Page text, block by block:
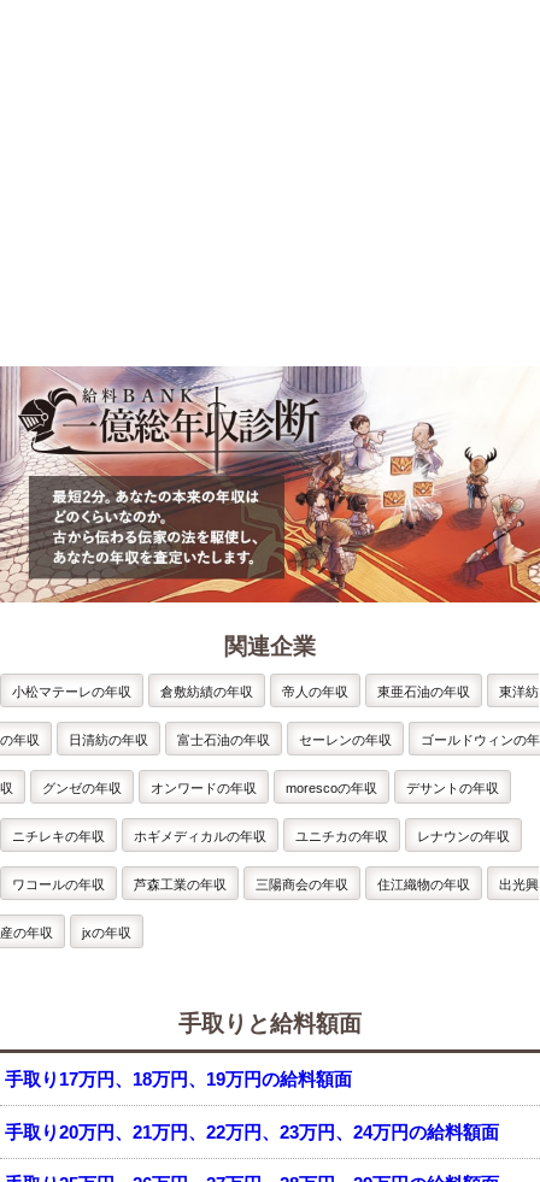
関連企業
小松マテーレの年収 倉敷紡績の年収 帝人の年収 東亜石油の年収 東洋紡
の年収 日清紡の年収 富士石油の年収 セーレンの年収 ゴールドウィンの年
収 グンゼの年収 オンワードの年収 morescoの年収 デサントの年収
ニチレキの年収 ホギメディカルの年収 ユニチカの年収 レナウンの年収
ワコールの年収 芦森工業の年収 三陽商会の年収 住江織物の年収 出光興
産の年収 jxの年収
手取りと給料額面
手取り17万円、18万円、19万円の給料額面
手取り20万円、21万円、22万円、23万円、24万円の給料額面